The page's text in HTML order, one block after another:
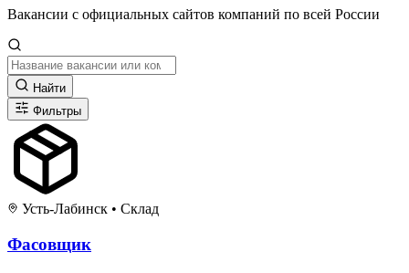
Вакансии с официальных сайтов компаний по всей России
Найти
Фильтры
Усть-Лабинск • Склад
Фасовщик